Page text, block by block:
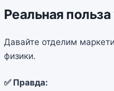
Реальная
Давайте отделим
физики.
✅ Правда: